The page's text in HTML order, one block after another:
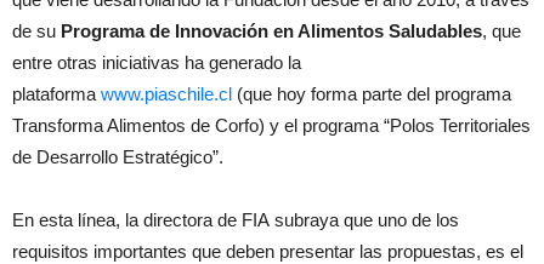
de su Programa de Innovación en Alimentos Saludables, que
entre otras iniciativas ha generado la
plataforma www.piaschile.cl (que hoy forma parte del programa
Transforma Alimentos de Corfo) y el programa “Polos Territoriales
de Desarrollo Estratégico”.
En esta línea, la directora de FIA subraya que uno de los
requisitos importantes que deben presentar las propuestas, es el